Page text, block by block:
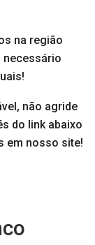
na região
necessário
não agride
do link abaixo
em nosso site!